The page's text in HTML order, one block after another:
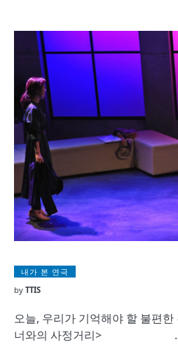
내가 본 연극
by TTIS
오늘, 우리가 기억해야 할 불편
너와의 사정거리>